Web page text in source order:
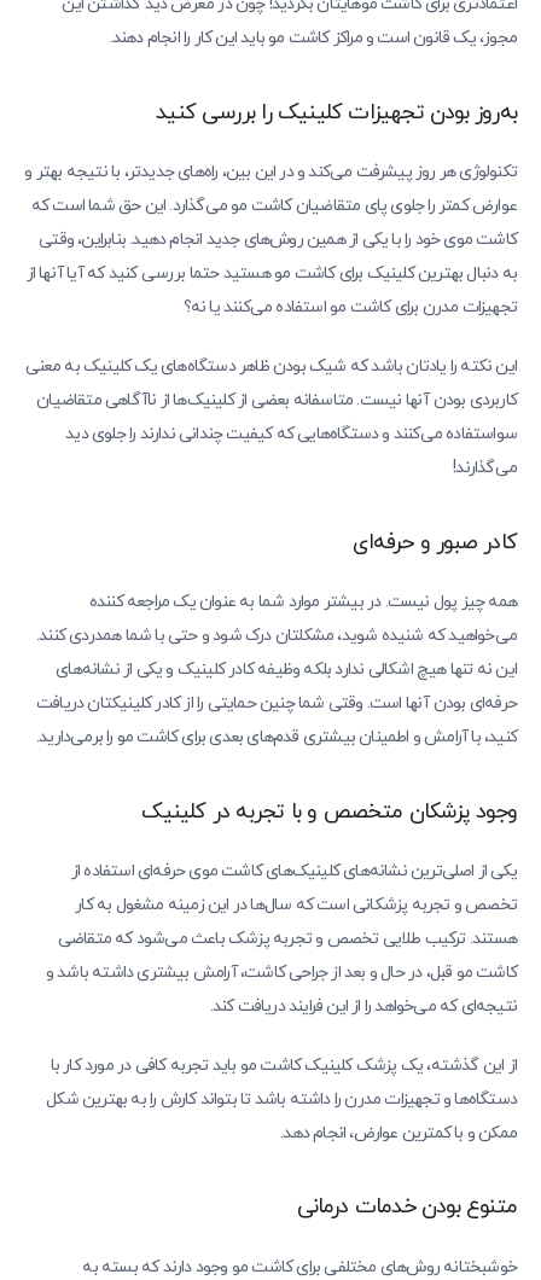
اعتمادتری برای کاشت موهایتان بگردید! چون در معرض دید گذاشتن این
مجوز، یک قانون است و مراکز کاشت مو باید این کار را انجام دهند.
به‌روز بودن تجهیزات کلینیک را بررسی کنید
تکنولوژی هر روز پیشرفت می‌کند و در این بین، راه‌های جدیدتر، با نتیجه بهتر و
عوارض کمتر را جلوی پای متقاضیان کاشت مو می‌گذارد. این حق شما است که
کاشت موی خود را با یکی از همین روش‌های جدید انجام دهید. بنابراین، وقتی
به دنبال بهترین کلینیک برای کاشت مو هستید حتما بررسی کنید که آیا آنها از
تجهیزات مدرن برای کاشت مو استفاده می‌کنند یا نه؟
این نکته را یادتان باشد که شیک بودن ظاهر دستگاه‌های یک کلینیک به معنی
کاربردی بودن آنها نیست. متاسفانه بعضی از کلینیک‌ها از ناآگاهی متقاضیان
سواستفاده می‌کنند و دستگاه‌هایی که کیفیت چندانی ندارند را جلوی دید
می‌گذارند!
کادر صبور و حرفه‌ای
همه چیز پول نیست. در بیشتر موارد شما به عنوان یک مراجعه کننده
می‌خواهید که شنیده شوید، مشکلتان درک شود و حتی با شما همدردی کنند.
این نه تنها هیچ اشکالی ندارد بلکه وظیفه کادر کلینیک و یکی از نشانه‌های
حرفه‌ای بودن آنها است. وقتی شما چنین حمایتی را از کادر کلینیکتان دریافت
کنید، با آرامش و اطمینان بیشتری قدم‌های بعدی برای کاشت مو را برمی‌دارید.
وجود پزشکان متخصص و با تجربه در کلینیک
یکی از اصلی‌ترین نشانه‌های کلینیک‌های کاشت موی حرفه‌ای استفاده از
تخصص و تجربه پزشکانی است که سال‌ها در این زمینه مشغول به کار
هستند. ترکیب طلایی تخصص و تجربه پزشک باعث می‌شود که متقاضی
کاشت مو قبل، در حال و بعد از جراحی کاشت، آرامش بیشتری داشته باشد و
نتیجه‌ای که می‌خواهد را از این فرایند دریافت کند.
از این گذشته، یک پزشک کلینیک کاشت مو باید تجربه کافی در مورد کار با
دستگاه‌ها و تجهیزات مدرن را داشته باشد تا بتواند کارش را به بهترین شکل
ممکن و با کمترین عوارض، انجام دهد.
متنوع بودن خدمات درمانی
خوشبختانه روش‌های مختلفی برای کاشت مو وجود دارند که بسته به